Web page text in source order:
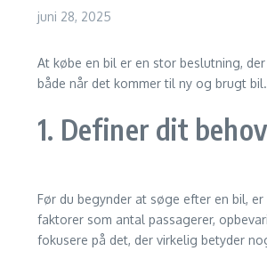
juni 28, 2025
At købe en bil er en stor beslutning,
både når det kommer til ny og brugt
1. Definer dit behov
Før du begynder at søge efter en bil,
faktorer som antal passagerer,
fokusere på det, der virkelig betyder